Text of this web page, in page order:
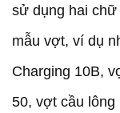
sử dụng hai
mẫu vợt, ví dụ
Charging 10B,
50, vợt cầu lông